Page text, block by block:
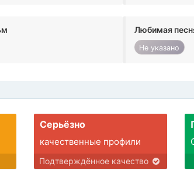
Любимая
Не указано
Серьёзно
качественные профили
Подтверждённое качество